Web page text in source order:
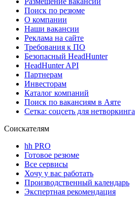
Поиск по резюме
О компании
Наши вакансии
Реклама на сайте
Требования к ПО
Безопасный HeadHunter
HeadHunter API
Партнерам
Инвесторам
Каталог компаний
Поиск по вакансиям в Аяте
Сетка: соцсеть для нетворкинга
Соискателям
hh PRO
Готовое резюме
Все сервисы
Хочу у вас работать
Производственный календарь
Экспертная рекомендация